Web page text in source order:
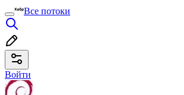
Все потоки
Войти